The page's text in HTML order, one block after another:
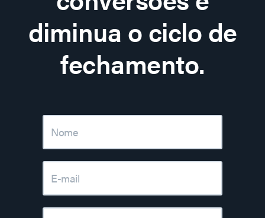
diminua o ciclo de
fechamento.